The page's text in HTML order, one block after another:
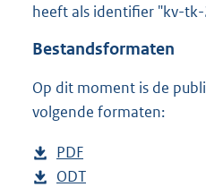
heeft als identifier "kv-
Bestandsformaten
Op dit moment is de
volgende formaten:
D
o
PDF
e
D
ODT